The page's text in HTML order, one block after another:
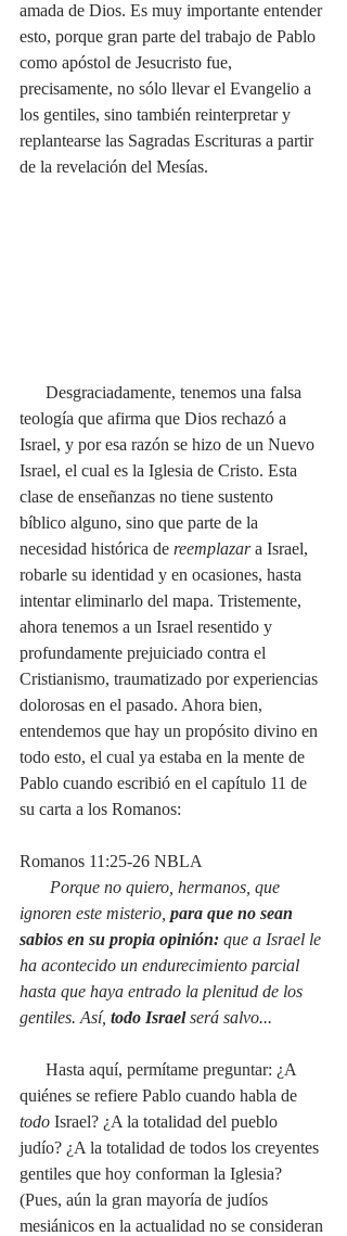
amada de Dios. Es muy importante entender
esto, porque gran parte del trabajo de Pablo
como apóstol de Jesucristo fue,
precisamente, no sólo llevar el Evangelio a
los gentiles, sino también reinterpretar y
replantearse las Sagradas Escrituras a partir
de la revelación del Mesías.
teología que afirma que Dios rechazó a
Israel, y por esa razón se hizo de un Nuevo
Israel, el cual es la Iglesia de Cristo. Esta
clase de enseñanzas no tiene sustento
bíblico alguno, sino que parte de la
necesidad histórica de reemplazar a Israel,
robarle su identidad y en ocasiones, hasta
intentar eliminarlo del mapa. Tristemente,
ahora tenemos a un Israel resentido y
profundamente prejuiciado contra el
Cristianismo, traumatizado por experiencias
dolorosas en el pasado. Ahora bien,
entendemos que hay un propósito divino en
todo esto, el cual ya estaba en la mente de
Pablo cuando escribió en el capítulo 11 de
su carta a los Romanos:
Romanos 11:25-26 NBLA
Porque no quiero, hermanos, que
ignoren este misterio, para que no sean
sabios en su propia opinión: que a Israel le
ha acontecido un endurecimiento parcial
hasta que haya entrado la plenitud de los
gentiles. Así, todo Israel será salvo...
quiénes se refiere Pablo cuando habla de
todo Israel? ¿A la totalidad del pueblo
judío? ¿A la totalidad de todos los creyentes
gentiles que hoy conforman la Iglesia?
(Pues, aún la gran mayoría de judíos
mesiánicos en la actualidad no se consideran